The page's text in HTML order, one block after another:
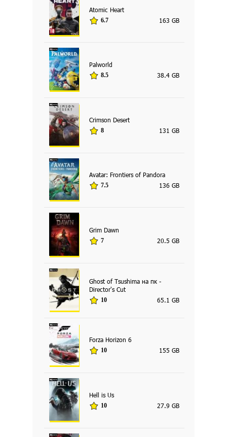
Atomic Heart
6.7 163 GB
Palworld
8.5 38.4 GB
Crimson Desert
8 131 GB
Avatar: Frontiers of Pandora
7.5 136 GB
Grim Dawn
7 20.5 GB
Ghost of Tsushima на пк -
Director's Cut
10 65.1 GB
Forza Horizon 6
10 155 GB
Hell is Us
10 27.9 GB